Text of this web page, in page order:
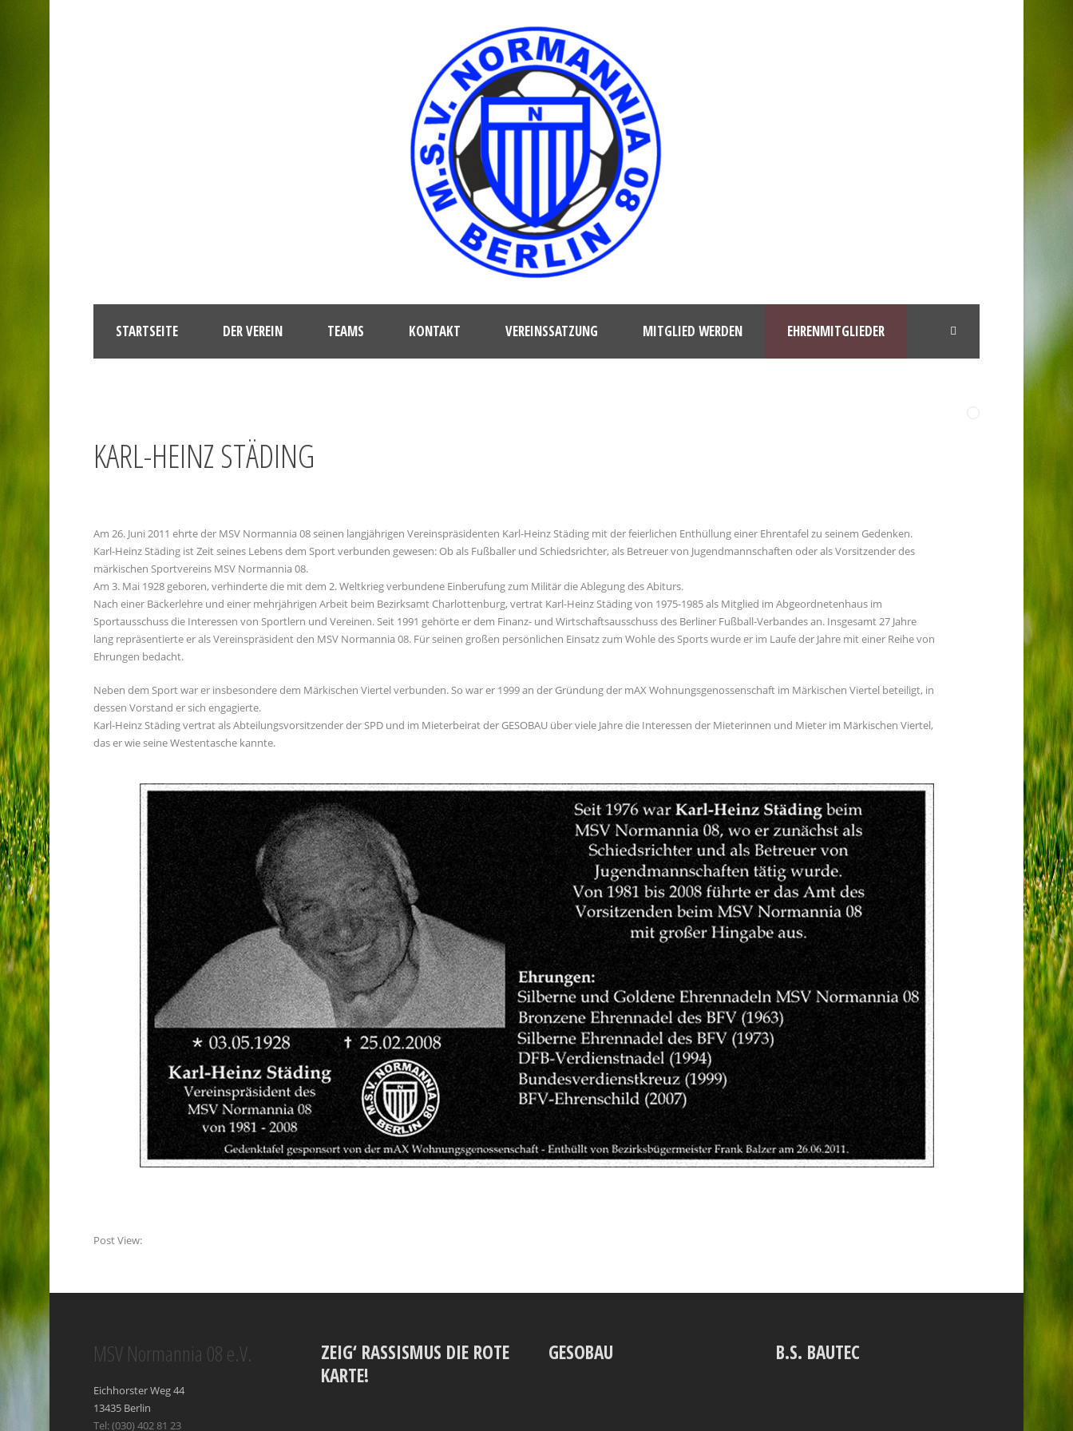
STARTSEITE DER VEREIN TEAMS KONTAKT VEREINSSATZUNG MITGLIED WERDEN EHRENMITGLIEDER
KARL-HEINZ STÄDING
Am 26. Juni 2011 ehrte der MSV Normannia 08 seinen langjährigen Vereinspräsidenten Karl-Heinz Städing mit der feierlichen Enthüllung einer Ehrentafel zu seinem Gedenken.
Karl-Heinz Städing ist Zeit seines Lebens dem Sport verbunden gewesen: Ob als Fußballer und Schiedsrichter, als Betreuer von Jugendmannschaften oder als Vorsitzender des
märkischen Sportvereins MSV Normannia 08.
Am 3. Mai 1928 geboren, verhinderte die mit dem 2. Weltkrieg verbundene Einberufung zum Militär die Ablegung des Abiturs.
Nach einer Bäckerlehre und einer mehrjährigen Arbeit beim Bezirksamt Charlottenburg, vertrat Karl-Heinz Städing von 1975-1985 als Mitglied im Abgeordnetenhaus im
Sportausschuss die Interessen von Sportlern und Vereinen. Seit 1991 gehörte er dem Finanz- und Wirtschaftsausschuss des Berliner Fußball-Verbandes an. Insgesamt 27 Jahre
lang repräsentierte er als Vereinspräsident den MSV Normannia 08. Für seinen großen persönlichen Einsatz zum Wohle des Sports wurde er im Laufe der Jahre mit einer Reihe von
Ehrungen bedacht.
Neben dem Sport war er insbesondere dem Märkischen Viertel verbunden. So war er 1999 an der Gründung der mAX Wohnungsgenossenschaft im Märkischen Viertel beteiligt, in
dessen Vorstand er sich engagierte.
Karl-Heinz Städing vertrat als Abteilungsvorsitzender der SPD und im Mieterbeirat der GESOBAU über viele Jahre die Interessen der Mieterinnen und Mieter im Märkischen Viertel,
das er wie seine Westentasche kannte.
Post View:
MSV Normannia 08 e.V.
Eichhorster Weg 44
13435 Berlin
Tel: (030) 402 81 23
ZEIG‘ RASSISMUS DIE ROTE
KARTE!
GESOBAU B.S. BAUTEC